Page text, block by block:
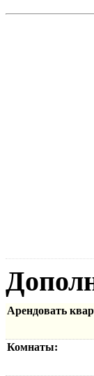
Арендовать
Комнаты: